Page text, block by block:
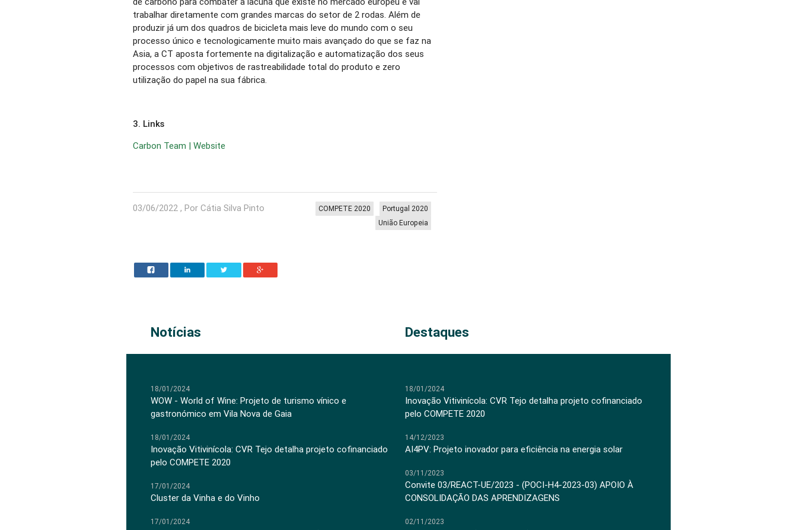
trabalhar diretamente com grandes marcas do setor de 2 rodas. Além de
produzir já um dos quadros de bicicleta mais leve do mundo com o seu
processo único e tecnologicamente muito mais avançado do que se faz na
Asia, a CT aposta fortemente na digitalização e automatização dos seus
processos com objetivos de rastreabilidade total do produto e zero
utilização do papel na sua fábrica.
3. Links
Carbon Team | Website
03/06/2022 , Por Cátia Silva Pinto Portugal 2020
COMPETE 2020
União Europeia
Notícias Destaques
18/01/2024
WOW - World of Wine: Projeto de turismo vínico e
gastronómico em Vila Nova de Gaia
18/01/2024
Inovação Vitivinícola: CVR Tejo detalha projeto cofinanciado
pelo COMPETE 2020
17/01/2024
Cluster da Vinha e do Vinho
17/01/2024
18/01/2024
Inovação Vitivinícola: CVR Tejo detalha projeto cofinanciado
pelo COMPETE 2020
14/12/2023
AI4PV: Projeto inovador para eficiência na energia solar
03/11/2023
Convite 03/REACT-UE/2023 - (POCI-H4-2023-03) APOIO À
CONSOLIDAÇÃO DAS APRENDIZAGENS
02/11/2023